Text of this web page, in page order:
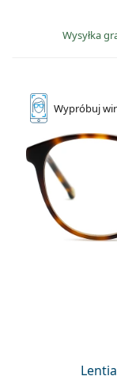
Wysyłka
Wypróbuj